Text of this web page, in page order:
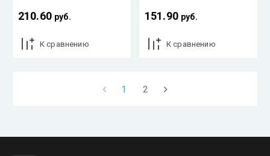
210.60 руб.
К сравнению
151.90 руб.
К сравнению
1 2